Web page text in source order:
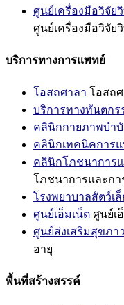
ศูนย์เครื่องมือวิจัย
ศูนย์เครื่องมือวิจัย
บริการทางการแพทย์
โอสถศาลา โอสถ
บริการทางทันตกร
คลินิกกายภาพบำ
คลินิกเทคนิคการ
คลินิกโภชนาการ
โภชนาการและก
โรงพยาบาลสัตว์เ
ศูนย์เอ็มเน็ต ศูนย์เ
ศูนย์ส่งเสริมสุขภา
อายุ
พื้นที่สร้างสรรค์